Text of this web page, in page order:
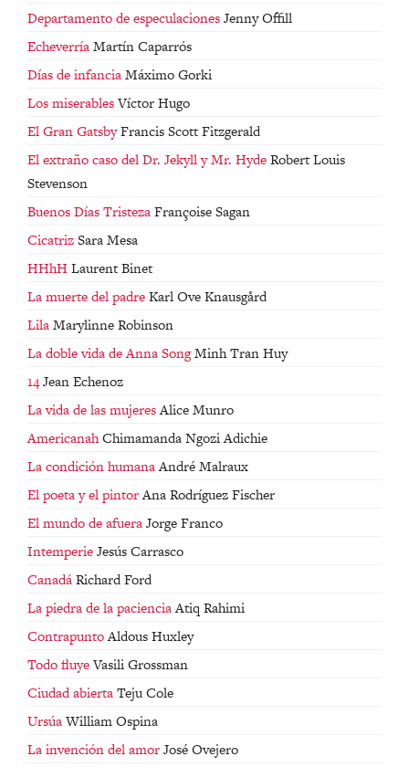
Departamento de especulacionesJenny Offill
EcheverríaMartín Caparrós
Días de infanciaMáximo Gorki
Los miserablesVíctor Hugo
El Gran GatsbyFrancis Scott Fitzgerald
El extraño caso del Dr. Jekyll y Mr. HydeRobert Louis
Stevenson
Buenos Días TristezaFrançoise Sagan
CicatrizSara Mesa
HHhH Laurent Binet
La muerte del padreKarl Ove Knausgård
LilaMarylinne Robinson
La doble vida de Anna SongMinh Tran Huy
14Jean Echenoz
La vida de las mujeresAlice Munro
AmericanahChimamanda Ngozi Adichie
La condición humanaAndré Malraux
El poeta y el pintorAna Rodríguez Fischer
El mundo de afueraJorge Franco
IntemperieJesús Carrasco
CanadáRichard Ford
La piedra de la pacienciaAtiq Rahimi
ContrapuntoAldous Huxley
Todo fluyeVasili Grossman
Ciudad abiertaTeju Cole
UrsúaWilliam Ospina
La invención del amorJosé Ovejero